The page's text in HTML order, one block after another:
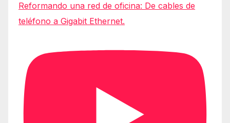
Reformando una red de oficina: De cables de
teléfono a Gigabit Ethernet.